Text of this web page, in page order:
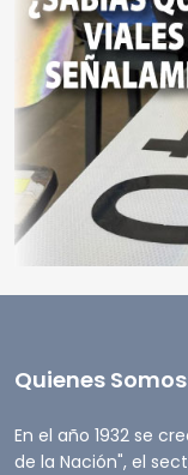
Quienes Somos
En el año 1932 se
de la Nación", el